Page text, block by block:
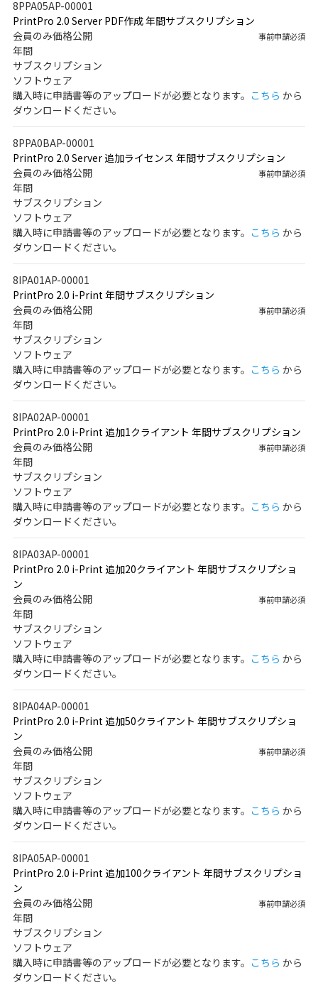
8PPA05AP-00001
PrintPro 2.0 Server PDF作成 年間サブスクリプション
会員のみ価格公開
事前申請必須
年間
サブスクリプション
ソフトウェア
購入時に申請書等のアップロードが必要となります。 こちら から
ダウンロードください。
8PPA0BAP-00001
PrintPro 2.0 Server 追加ライセンス 年間サブスクリプション
会員のみ価格公開
事前申請必須
年間
サブスクリプション
ソフトウェア
購入時に申請書等のアップロードが必要となります。 こちら から
ダウンロードください。
8IPA01AP-00001
PrintPro 2.0 i-Print 年間サブスクリプション
会員のみ価格公開
事前申請必須
年間
サブスクリプション
ソフトウェア
購入時に申請書等のアップロードが必要となります。 こちら から
ダウンロードください。
8IPA02AP-00001
PrintPro 2.0 i-Print 追加1クライアント 年間サブスクリプション
会員のみ価格公開
事前申請必須
年間
サブスクリプション
ソフトウェア
購入時に申請書等のアップロードが必要となります。 こちら から
ダウンロードください。
8IPA03AP-00001
PrintPro 2.0 i-Print 追加20クライアント 年間サブスクリプショ
ン
会員のみ価格公開
事前申請必須
年間
サブスクリプション
ソフトウェア
購入時に申請書等のアップロードが必要となります。 こちら から
ダウンロードください。
8IPA04AP-00001
PrintPro 2.0 i-Print 追加50クライアント 年間サブスクリプショ
ン
会員のみ価格公開
事前申請必須
年間
サブスクリプション
ソフトウェア
購入時に申請書等のアップロードが必要となります。 こちら から
ダウンロードください。
8IPA05AP-00001
PrintPro 2.0 i-Print 追加100クライアント 年間サブスクリプショ
ン
会員のみ価格公開
事前申請必須
年間
サブスクリプション
ソフトウェア
購入時に申請書等のアップロードが必要となります。 こちら から
ダウンロードください。